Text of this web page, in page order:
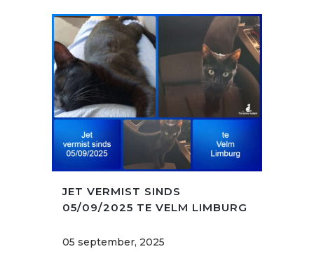
JET VERMIST SINDS
05/09/2025 TE VELM LIMBURG
05 september, 2025